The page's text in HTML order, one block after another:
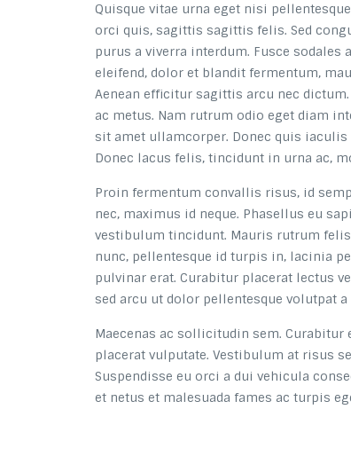
Quisque vitae urna eget nisi
orci quis, sagittis sagittis felis. Sed
purus a viverra interdum. Fusce
eleifend, dolor et blandit fermentum,
Aenean efficitur sagittis arcu nec
ac metus. Nam rutrum odio eget diam
sit amet ullamcorper. Donec quis
Donec lacus felis, tincidunt in urna ac,
Proin fermentum convallis risus, id
nec, maximus id neque. Phasellus eu
vestibulum tincidunt. Mauris rutrum
nunc, pellentesque id turpis in, lacinia
pulvinar erat. Curabitur placerat lectus
sed arcu ut dolor pellentesque volutpat a
Maecenas ac sollicitudin sem.
placerat vulputate. Vestibulum at risus
Suspendisse eu orci a dui vehicula
et netus et malesuada fames ac turpis